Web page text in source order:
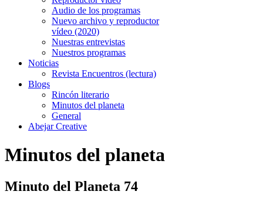
Audio de los programas
Nuevo archivo y reproductor
vídeo (2020)
Nuestras entrevistas
Nuestros programas
Noticias
Revista Encuentros (lectura)
Blogs
Rincón literario
Minutos del planeta
General
Abejar Creative
Minutos del planeta
Minuto del Planeta 74